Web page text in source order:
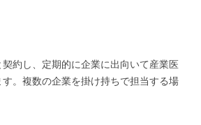
約し、定期的に企業に出向いて産業医
。複数の企業を掛け持ちで担当する場